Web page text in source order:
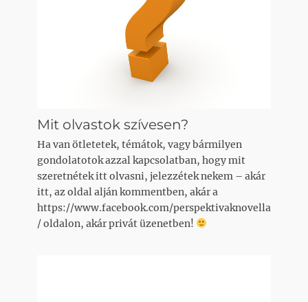
Mit olvastok szívesen?
Ha van ötletetek, témátok, vagy bármilyen
gondolatotok azzal kapcsolatban, hogy mit
szeretnétek itt olvasni, jelezzétek nekem – akár
itt, az oldal alján kommentben, akár a
https://www.facebook.com/perspektivaknovella
/ oldalon, akár privát üzenetben!